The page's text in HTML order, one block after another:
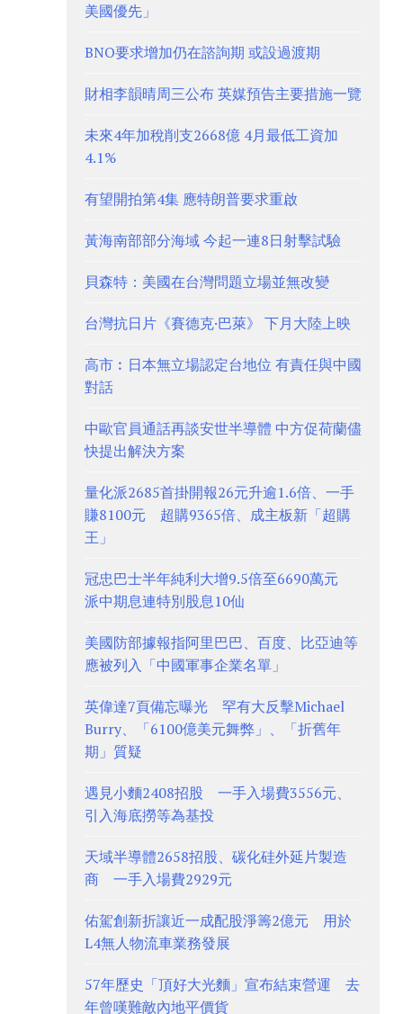
美國優先」
BNO要求增加仍在諮詢期 或設過渡期
財相李韻晴周三公布 英媒預告主要措施一覽
未來4年加稅削支2668億 4月最低工資加
4.1%
有望開拍第4集 應特朗普要求重啟
黃海南部部分海域 今起一連8日射擊試驗
貝森特：美國在台灣問題立場並無改變
台灣抗日片《賽德克·巴萊》 下月大陸上映
高市︰日本無立場認定台地位 有責任與中國
對話
中歐官員通話再談安世半導體 中方促荷蘭儘
快提出解決方案
量化派2685首掛開報26元升逾1.6倍、一手
賺8100元 超購9365倍、成主板新「超購
王」
冠忠巴士半年純利大增9.5倍至6690萬元
派中期息連特別股息10仙
美國防部據報指阿里巴巴、百度、比亞迪等
應被列入「中國軍事企業名單」
英偉達7頁備忘曝光 罕有大反擊Michael
Burry、「6100億美元舞弊」、「折舊年
期」質疑
遇見小麵2408招股 一手入場費3556元、
引入海底撈等為基投
天域半導體2658招股、碳化硅外延片製造
商 一手入場費2929元
佑駕創新折讓近一成配股淨籌2億元 用於
L4無人物流車業務發展
57年歷史「頂好大光麵」宣布結束營運 去
年曾嘆難敵內地平價貨